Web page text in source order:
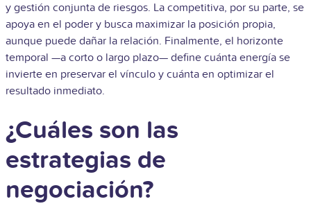
y gestión conjunta de riesgos. La competitiva, por su parte, se
apoya en el poder y busca maximizar la posición propia,
aunque puede dañar la relación. Finalmente, el horizonte
temporal —a corto o largo plazo— define cuánta energía se
invierte en preservar el vínculo y cuánta en optimizar el
resultado inmediato.
¿Cuáles son las
estrategias de
negociación?